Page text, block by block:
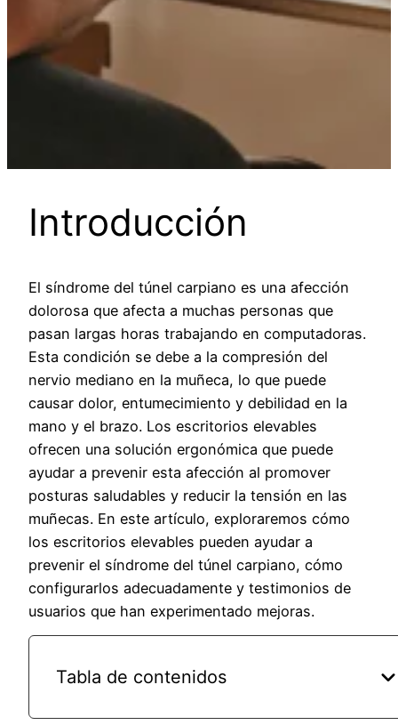
Introducción
El síndrome del túnel carpiano es una afección
dolorosa que afecta a muchas personas que
pasan largas horas trabajando en computadoras.
Esta condición se debe a la compresión del
nervio mediano en la muñeca, lo que puede
causar dolor, entumecimiento y debilidad en la
mano y el brazo. Los escritorios elevables
ofrecen una solución ergonómica que puede
ayudar a prevenir esta afección al promover
posturas saludables y reducir la tensión en las
muñecas. En este artículo, exploraremos cómo
los escritorios elevables pueden ayudar a
prevenir el síndrome del túnel carpiano, cómo
configurarlos adecuadamente y testimonios de
usuarios que han experimentado mejoras.
Tabla de contenidos